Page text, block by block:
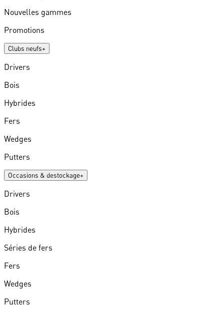
Nouvelles gammes
Promotions
Clubs neufs+
Drivers
Bois
Hybrides
Fers
Wedges
Putters
Occasions & destockage+
Drivers
Bois
Hybrides
Séries de fers
Fers
Wedges
Putters